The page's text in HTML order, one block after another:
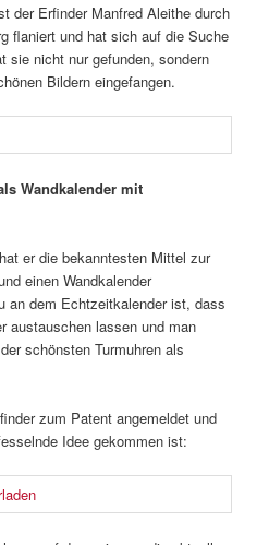
der Erfinder Manfred Aleithe durch
flaniert und hat sich auf die Suche
sie nicht nur gefunden, sondern
Bildern eingefangen.
Wandkalender mit
er die bekanntesten Mittel zur
einen Wandkalender
an dem Echtzeitkalender ist, dass
austauschen lassen und man
schönsten Turmuhren als
zum Patent angemeldet und
Idee gekommen ist: